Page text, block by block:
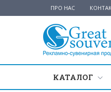
ПРО НАС
КАТАЛОГ